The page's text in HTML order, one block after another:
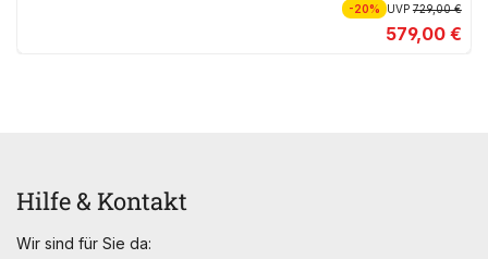
-20% UVP729,00 €
579,00 €
Hilfe & Kontakt
Wir sind für Sie da: